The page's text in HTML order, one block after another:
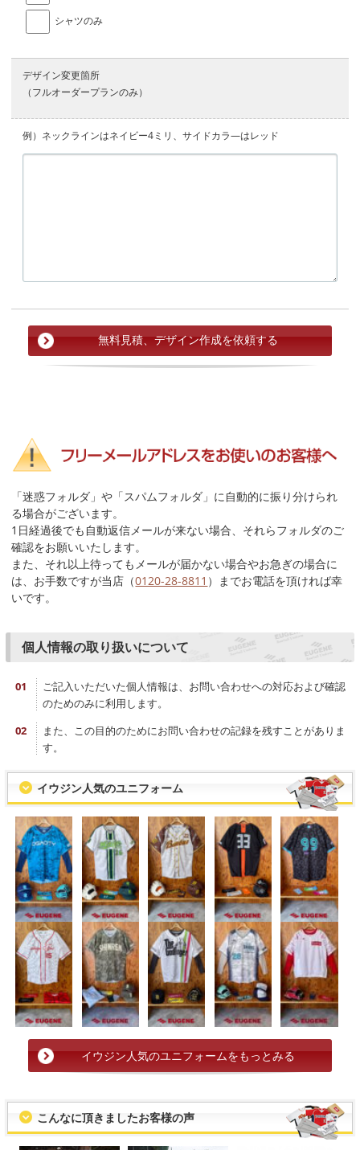
シャツのみ
デザイン変更箇所
（フルオーダープランのみ）
例）ネックラインはネイビー4ミリ、サイドカラ―はレッド
「迷惑フォルダ」や「スパムフォルダ」に自動的に振り分けられ
る場合がございます。
1日経過後でも自動返信メールが来ない場合、それらフォルダのご
確認をお願いいたします。
また、それ以上待ってもメールが届かない場合やお急ぎの場合に
は、お手数ですが当店（0120-28-8811 ）までお電話を頂ければ幸
いです。
個人情報の取り扱いについて
ご記入いただいた個人情報は、お問い合わせへの対応および確認
のためのみに利用します。
また、この目的のためにお問い合わせの記録を残すことがありま
す。
イウジン人気のユニフォーム
イウジン人気のユニフォームをもっとみる
こんなに頂きましたお客様の声